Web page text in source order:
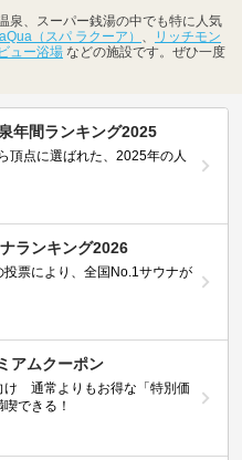
泉、スーパー銭湯の中でも特に人気
（スパ ラクーア）
リッチモン
ュー浴場 などの施設です。ぜひ一度
年間ランキング2025
頂点に選ばれた、2025年の人
ランキング2026
投票により、全国No.1サウナが
アムクーポン
け 通常よりもお得な「特別価
できる！